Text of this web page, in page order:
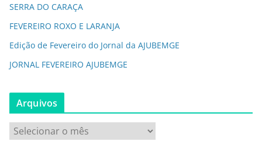
SERRA DO CARAÇA
FEVEREIRO ROXO E LARANJA
Edição de Fevereiro do Jornal da AJUBEMGE
JORNAL FEVEREIRO AJUBEMGE
Arquivos